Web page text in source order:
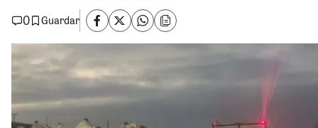
0
Guardar